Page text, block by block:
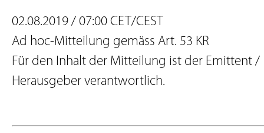
n
02.08.2019 / 07:00 CET/CEST
Ad hoc-Mitteilung gemäss Art. 53 KR
Für den Inhalt der Mitteilung ist der Emittent /
Herausgeber verantwortlich.